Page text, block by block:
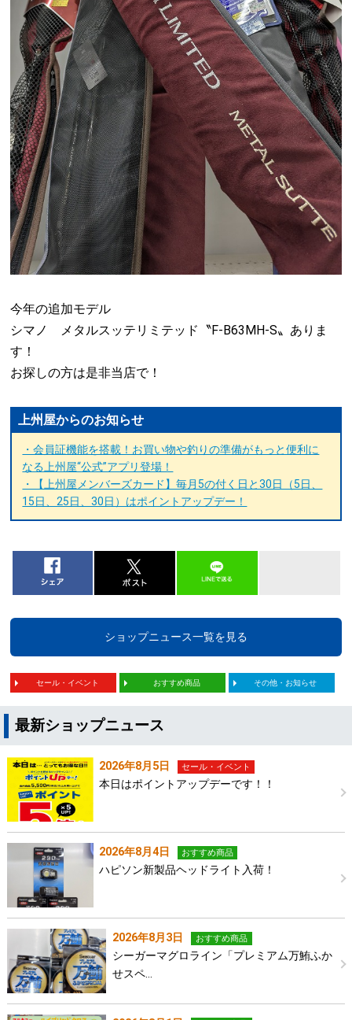
今年の追加モデル
シマノ メタルスッテリミテッド〝F-B63MH-S〟ありま
す！
お探しの方は是非当店で！
上州屋からのお知らせ
・会員証機能を搭載！お買い物や釣りの準備がもっと便利に
なる上州屋“公式”アプリ登場！
・【上州屋メンバーズカード】毎月5の付く日と30日（5日、
15日、25日、30日）はポイントアップデー！
ショップニュース一覧を見る
セール・イベント おすすめ商品 その他・お知らせ
最新ショップニュース
2026年8月5日 セール・イベント
本日はポイントアップデーです！！
2026年8月4日 おすすめ商品
ハピソン新製品ヘッドライト入荷！
2026年8月3日 おすすめ商品
シーガーマグロライン「プレミアム万鮪ふか
せスペ…